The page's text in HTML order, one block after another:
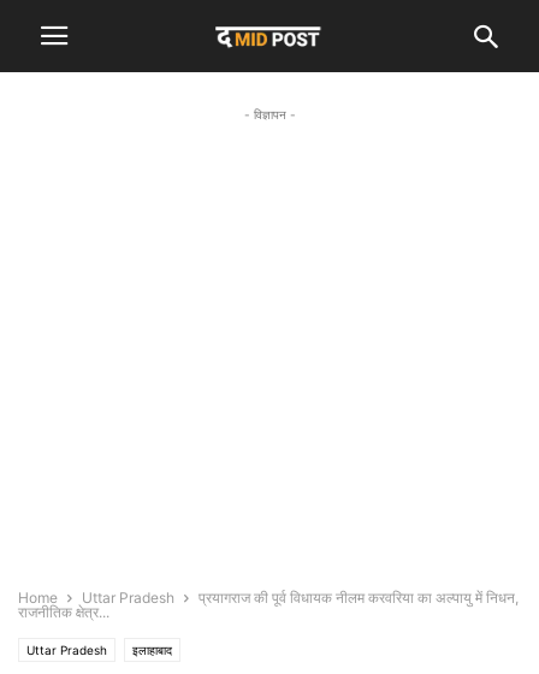
- विज्ञापन -
Home Uttar Pradesh
प्रयागराज की पूर्व विधायक नीलम करवरिया का अल्पायु में निधन,
राजनीतिक क्षेत्र...
Uttar Pradesh इलाहाबाद